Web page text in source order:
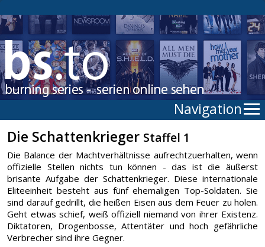
Navigation
Die Schattenkrieger Staffel 1
Die Balance der Machtverhältnisse aufrechtzuerhalten, wenn
offizielle Stellen nichts tun können - das ist die äußerst
brisante Aufgabe der Schattenkrieger. Diese internationale
Eliteeinheit besteht aus fünf ehemaligen Top-Soldaten. Sie
sind darauf gedrillt, die heißen Eisen aus dem Feuer zu holen.
Geht etwas schief, weiß offiziell niemand von ihrer Existenz.
Diktatoren, Drogenbosse, Attentäter und hoch gefährliche
Verbrecher sind ihre Gegner.